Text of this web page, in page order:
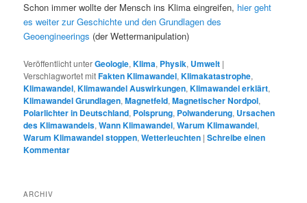
Schon immer wollte der Mensch ins Klima eingreifen, hier geht
es weiter zur Geschichte und den Grundlagen des
Geoengineerings (der Wettermanipulation)
Veröffentlicht unterGeologie,Klima, Physik, Umwelt |
Verschlagwortet mitFakten Klimawandel,Klimakatastrophe,
Klimawandel,Klimawandel Auswirkungen,Klimawandel erklärt,
Klimawandel Grundlagen,Magnetfeld,Magnetischer Nordpol,
Polarlichter in Deutschland, Polsprung, Polwanderung, Ursachen
des Klimawandels,Wann Klimawandel,Warum Klimawandel,
Warum Klimawandel stoppen,Wetterleuchten |Schreibe einen
Kommentar
ARCHIV